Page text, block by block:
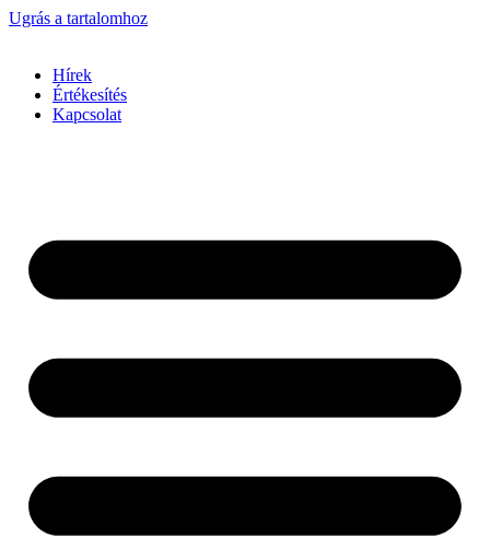
Ugrás a tartalomhoz
Hírek
Értékesítés
Kapcsolat